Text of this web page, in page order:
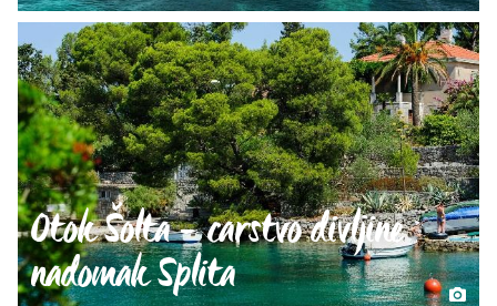
Otok Šolta - carstvo divljine
nadomak Splita